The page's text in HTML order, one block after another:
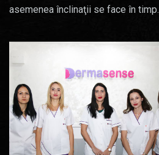
asemenea înclinaţii se face în timp.